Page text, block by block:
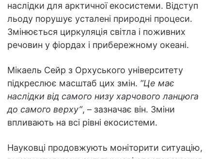
наслідки для арктичної екосистеми. Відступ
льоду порушує усталені природні процеси.
Змінюється циркуляція світла і поживних
речовин у фіордах і прибережному океані.
Мікаель Сейр з Орхуського університету
підкреслює масштаб цих змін. “Це має
наслідки від самого низу харчового ланцюга
до самого верху”, – зазначає він. Зміни
впливають на всі рівні екосистеми.
Науковці продовжують моніторити ситуацію,